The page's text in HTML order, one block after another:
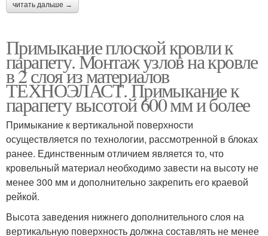
читать дальше →
Примыкание плоской кровли к
парапету. Монтаж узлов на кровле
в 2 слоя из материалов
ТЕХНОЭЛАСТ. Примыкание к
парапету высотой 600 мм и более
Примыкание к вертикальной поверхности
осуществляется по технологии, рассмотренной в блоках
ранее. Единственным отличием является то, что
кровельный материал необходимо завести на высоту не
менее 300 мм и дополнительно закрепить его краевой
рейкой.
Высота заведения нижнего дополнительного слоя на
вертикальную поверхность должна составлять не менее